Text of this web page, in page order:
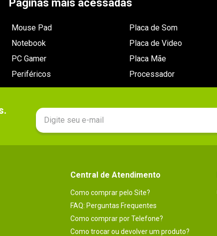
Páginas mais acessadas
Mouse Pad
Notebook
PC Gamer
Periféricos
Placa de Som
Placa de Video
Placa Mãe
Processador
Central de Atendimento
Como comprar pelo Site?
FAQ: Perguntas Frequentes
Como comprar por Telefone?
Como trocar ou devolver um produto?